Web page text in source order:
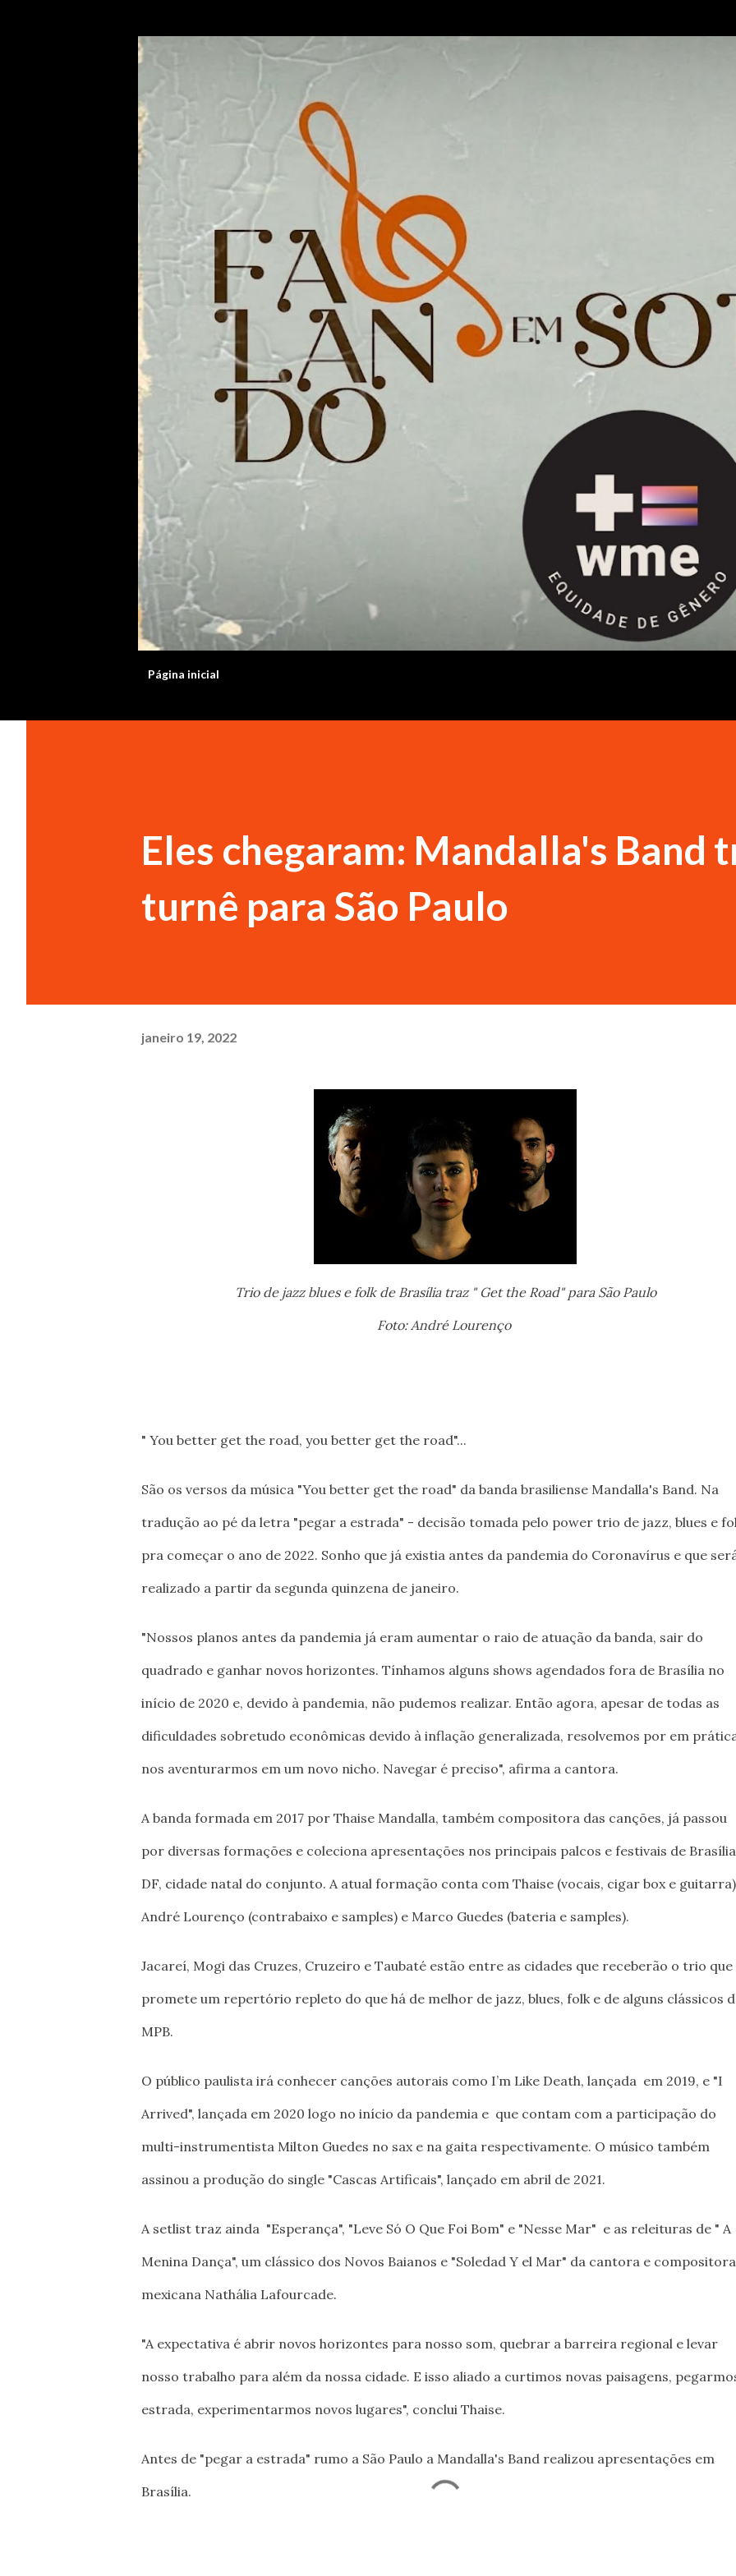
Página inicial
Eles chegaram: Mandalla's Band
turnê para São Paulo
janeiro 19, 2022
Trio de jazz blues e folk de Brasília traz " Get the Road" para São Paulo
Foto: André Lourenço
" You better get the road, you better get the road"...
São os versos da música "You better get the road" da banda brasiliense Mandalla's Band. Na
tradução ao pé da letra "pegar a estrada" - decisão tomada pelo power trio de jazz, blues e
pra começar o ano de 2022. Sonho que já existia antes da pandemia do Coronavírus e que
realizado a partir da segunda quinzena de janeiro.
"Nossos planos antes da pandemia já eram aumentar o raio de atuação da banda, sair do
quadrado e ganhar novos horizontes. Tínhamos alguns shows agendados fora de Brasília no
início de 2020 e, devido à pandemia, não pudemos realizar. Então agora, apesar de todas as
dificuldades sobretudo econômicas devido à inflação generalizada, resolvemos por em
nos aventurarmos em um novo nicho. Navegar é preciso", afirma a cantora.
A banda formada em 2017 por Thaise Mandalla, também compositora das canções, já passou
por diversas formações e coleciona apresentações nos principais palcos e festivais de
DF, cidade natal do conjunto. A atual formação conta com Thaise (vocais, cigar box e
André Lourenço (contrabaixo e samples) e Marco Guedes (bateria e samples).
Jacareí, Mogi das Cruzes, Cruzeiro e Taubaté estão entre as cidades que receberão o trio que
promete um repertório repleto do que há de melhor de jazz, blues, folk e de alguns clássicos
MPB.
O público paulista irá conhecer canções autorais como I’m Like Death, lançada em 2019, e "I
Arrived", lançada em 2020 logo no início da pandemia e que contam com a participação do
multi-instrumentista Milton Guedes no sax e na gaita respectivamente. O músico também
assinou a produção do single "Cascas Artificais", lançado em abril de 2021.
A setlist traz ainda "Esperança", "Leve Só O Que Foi Bom" e "Nesse Mar" e as releituras de " A
Menina Dança", um clássico dos Novos Baianos e "Soledad Y el Mar" da cantora e compositora
mexicana Nathália Lafourcade.
"A expectativa é abrir novos horizontes para nosso som, quebrar a barreira regional e levar
nosso trabalho para além da nossa cidade. E isso aliado a curtimos novas paisagens,
estrada, experimentarmos novos lugares", conclui Thaise.
Antes de "pegar a estrada" rumo a São Paulo a Mandalla's Band realizou apresentações em
Brasília.